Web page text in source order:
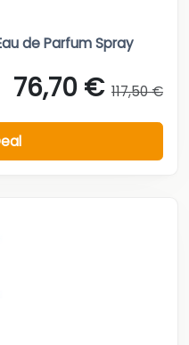
de Parfum Spray
76,70 € 117,50 €